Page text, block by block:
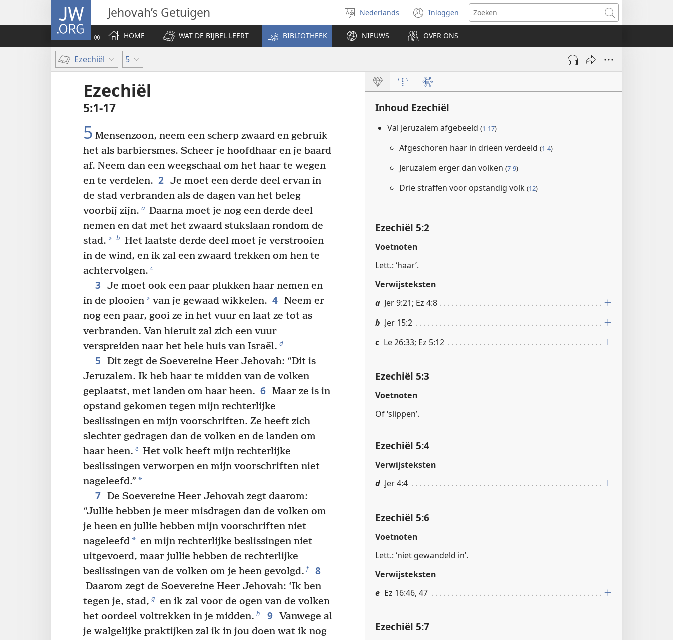
JW.ORG Jehovah’s Getuigen
Taal
selecteren
Nederlands Inloggen
(opent
nieuw
venster)
Zoeken
HOME
WAT DE BIJBEL LEERT BIBLIOTHEEK NIEUWS OVER ONS
Ezechiël 5
Ezechiël
5:1-17
5 Mensenzoon, neem een scherp zwaard en gebruik
het als barbiersmes. Scheer je hoofdhaar en je baard
af. Neem dan een weegschaal om het haar te wegen
en te verdelen. 2 Je moet een derde deel ervan in
de stad verbranden als de dagen van het beleg
voorbij zijn. a Daarna moet je nog een derde deel
nemen en dat met het zwaard stukslaan rondom de
stad. * b Het laatste derde deel moet je verstrooien
in de wind, en ik zal een zwaard trekken om hen te
achtervolgen. c
3
Je moet ook een paar plukken haar nemen en
in de plooien* van je gewaad wikkelen. 4 Neem er
nog een paar, gooi ze in het vuur en laat ze tot as
verbranden. Van hieruit zal zich een vuur
verspreiden naar het hele huis van Israël. d
5
Dit zegt de Soevereine Heer Jehovah: “Dit is
Jeruzalem. Ik heb haar te midden van de volken
geplaatst, met landen om haar heen. 6 Maar ze is in
opstand gekomen tegen mijn rechterlijke
beslissingen en mijn voorschriften. Ze heeft zich
slechter gedragen dan de volken en de landen om
haar heen. e Het volk heeft mijn rechterlijke
beslissingen verworpen en mijn voorschriften niet
nageleefd.” *
7 De Soevereine Heer Jehovah zegt daarom:
“Jullie hebben je meer misdragen dan de volken om
je heen en jullie hebben mijn voorschriften niet
nageleefd* en mijn rechterlijke beslissingen niet
uitgevoerd, maar jullie hebben de rechterlijke
beslissingen van de volken om je heen gevolgd. f 8
Daarom zegt de Soevereine Heer Jehovah: ‘Ik ben
tegen je, stad, g en ik zal voor de ogen van de volken
het oordeel voltrekken in je midden. h 9 Vanwege al
je walgelijke praktijken zal ik in jou doen wat ik nog
Inhoud Ezechiël
Val Jeruzalem afgebeeld (1-17)
Afgeschoren haar in drieën verdeeld (1-4)
Jeruzalem erger dan volken (7-9)
Drie straffen voor opstandig volk (12)
Ezechiël 5:2
Voetnoten
Lett.: ‘haar’.
Verwijsteksten
a Jer 9:21; Ez 4:8
b Jer 15:2
c Le 26:33; Ez 5:12
Ezechiël 5:3
Voetnoten
Of ‘slippen’.
Ezechiël 5:4
Verwijsteksten
d Jer 4:4
Ezechiël 5:6
Voetnoten
Lett.: ‘niet gewandeld in’.
Verwijsteksten
e Ez 16:46, 47
Ezechiël 5:7